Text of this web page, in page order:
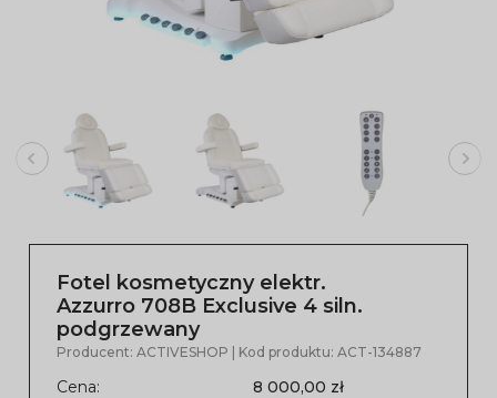
Fotel kosmetyczny elektr.
Azzurro 708B Exclusive 4 siln.
podgrzewany
Producent: ACTIVESHOP | Kod produktu: ACT-134887
Cena:
8 000,00 zł